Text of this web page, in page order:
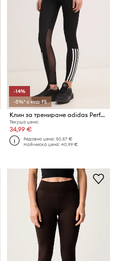
-14%
-5%* с код: FS
Клин за трениране adidas Performance Techfit
Текуща цена:
34,99 €
Редовна цена:50,57 €
Най-ниска цена:40,99 €